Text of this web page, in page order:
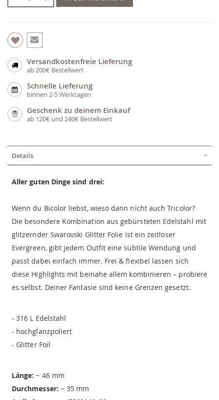
Versandkostenfreie Lieferung
ab 200€ Bestellwert
Schnelle Lieferung
binnen 2-5 Werktagen
Geschenk zu deinem Einkauf
ab 120€ und 240€ Bestellwert
Details
Aller guten Dinge sind drei:
Wenn du Bicolor liebst, wieso dann nicht auch Tricolor?
Die besondere Kombination aus gebürsteten Edelstahl mit
glitzernder Swarovski Glitter Folie ist ein zeitloser
Evergreen, gibt jedem Outfit eine subtile Wendung und
passt dabei einfach immer. Frei & flexibel lassen sich
diese Highlights mit beinahe allem kombinieren – probiere
es selbst. Deiner Fantasie sind keine Grenzen gesetzt.
- 316 L Edelstahl
- hochglanzpoliert
- Glitter Foil
Länge: ~ 46 mm
Durchmesser: ~ 35 mm